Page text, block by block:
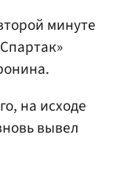
минуте
на исходе
вывел